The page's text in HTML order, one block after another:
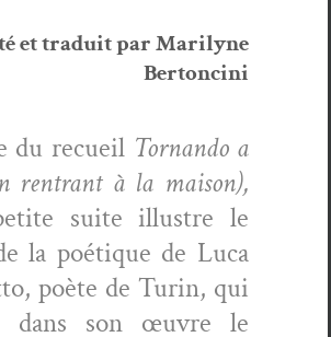
et traduit par Mar­i­lyne
Bertoncini
du recueil Tor­nan­do a
ren­trant à la mai­son),
suite illus­tre le
la poé­tique de Luca
poète de Turin, qui
dans son œuvre le